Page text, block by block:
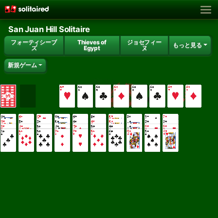
San Juan Hill Solitaire
フォーティシーブ
ズ
Thieves of
Egypt
ジョセフィー
ヌ
もっと見る
新規ゲーム